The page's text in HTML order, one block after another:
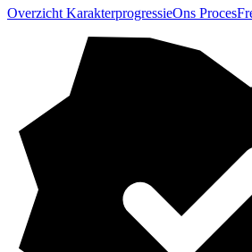
Overzicht KarakterprogressieOns Proces